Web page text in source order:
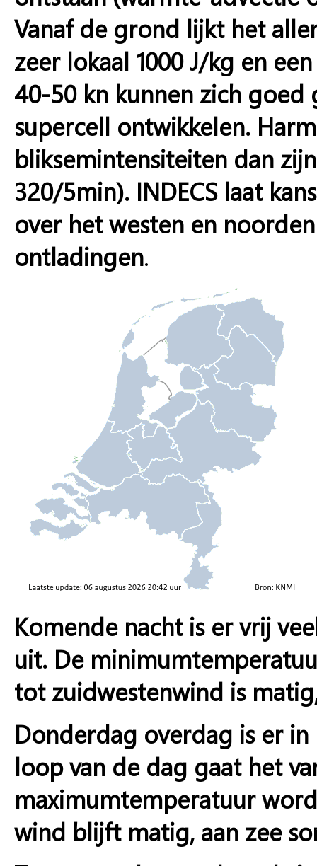
Vanaf de grond lijkt het
zeer lokaal 1000 J/kg en
40-50 kn kunnen zich
supercell ontwikkelen.
bliksemintensiteiten dan
320/5min). INDECS laat
over het westen en
ontladingen.
Komende nacht is er vrij
uit. De
tot zuidwestenwind is
Donderdag overdag is er
loop van de dag gaat het
maximumtemperatuur
wind blijft matig, aan zee